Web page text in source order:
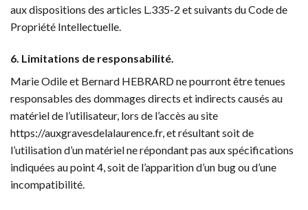
aux dispositions des articles L.335-2 et suivants du Code de
Propriété Intellectuelle.
6. Limitations de responsabilité.
Marie Odile et Bernard HEBRARD ne pourront être tenues
responsables des dommages directs et indirects causés au
matériel de l’utilisateur, lors de l’accès au site
https://auxgravesdelalaurence.fr, et résultant soit de
l’utilisation d’un matériel ne répondant pas aux spécifications
indiquées au point 4, soit de l’apparition d’un bug ou d’une
incompatibilité.